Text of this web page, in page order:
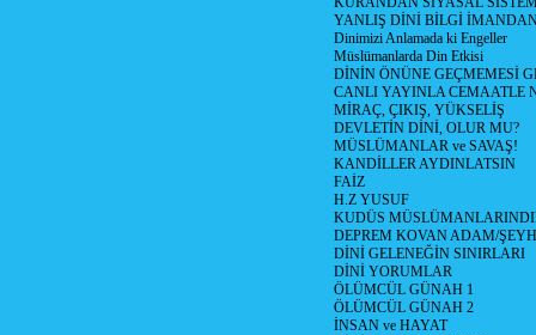
YANLIŞ DİNİ BİLGİ
Dinimizi Anlamada ki Engeller
Müslümanlarda Din Etkisi
DİNİN ÖNÜNE GEÇMEMESİ
CANLI YAYINLA CEMAATLE
MİRAÇ, ÇIKIŞ, YÜKSELİŞ
DEVLETİN DİNİ, OLUR MU?
MÜSLÜMANLAR ve SAVAŞ!
KANDİLLER AYDINLATSIN
FAİZ
H.Z YUSUF
KUDÜS
DEPREM KOVAN ADAM/ŞEYH
DİNİ GELENEĞİN SINIRLARI
DİNİ YORUMLAR
ÖLÜMCÜL GÜNAH 1
ÖLÜMCÜL GÜNAH 2
İNSAN ve HAYAT